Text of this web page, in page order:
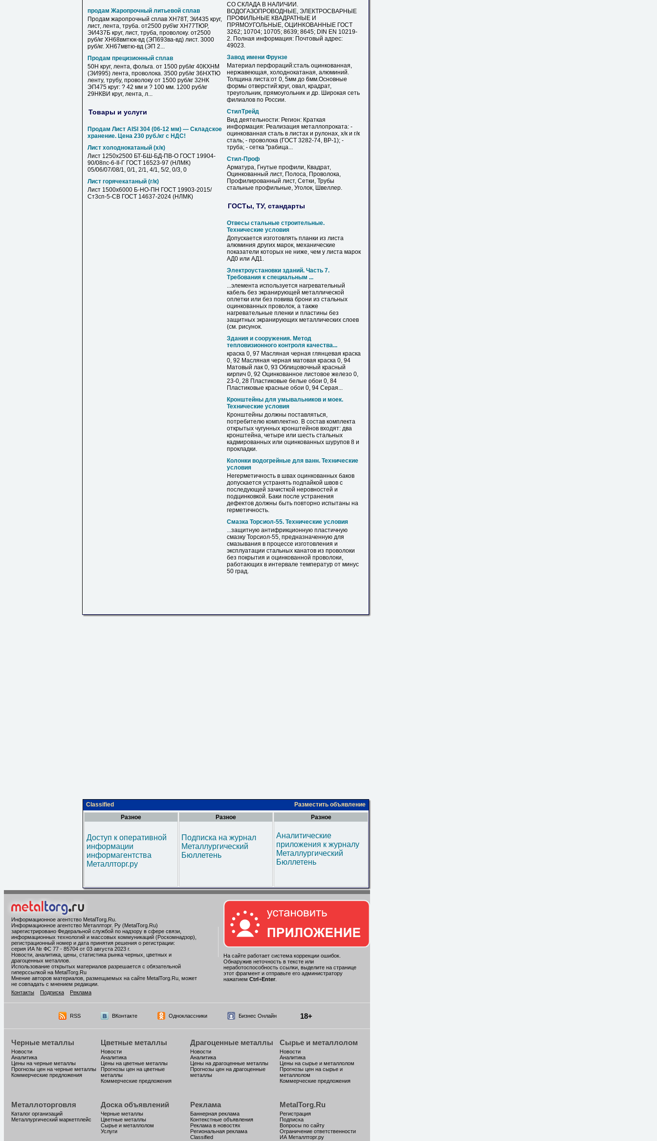
продам Жаропрочный литьевой сплав
Продам жаропрочный сплав ХН78Т, ЭИ435 круг,
лист, лента, труба. от2500 руб\кг ХН77ТЮР,
ЭИ437Б круг, лист, труба, проволоку. от2500
руб/кг ХН68вмтюк-вд (ЭП693ва-вд) лист. 3000
руб/кг. ХН67мвтю-вд (ЭП 2...
Продам прецизионный сплав
50Н круг, лента, фольга. от 1500 руб/кг 40КХНМ
(ЭИ995) лента, проволока. 3500 руб/кг 36НХТЮ
ленту, трубу, проволоку от 1500 руб/кг 32НК
ЭП475 круг: ? 42 мм и ? 100 мм. 1200 руб/кг
29НКВИ круг, лента, л...
Товары и услуги
Продам Лист AISI 304 (06-12 мм) — Складское
хранение. Цена 230 руб./кг с НДС!
Лист холоднокатаный (х/к)
Лист 1250х2500 БТ-БШ-БД-ПВ-О ГОСТ 19904-
90/08пс-6-II-Г ГОСТ 16523-97 (НЛМК)
05/06/07/08/1, 0/1, 2/1, 4/1, 5/2, 0/3, 0
Лист горячекатаный (г/к)
Лист 1500х6000 Б-НО-ПН ГОСТ 19903-2015/
Ст3сп-5-СВ ГОСТ 14637-2024 (НЛМК)
СО СКЛАДА В НАЛИЧИИ.
ВОДОГАЗОПРОВОДНЫЕ, ЭЛЕКТРОСВАРНЫЕ
ПРОФИЛЬНЫЕ КВАДРАТНЫЕ И
ПРЯМОУГОЛЬНЫЕ, ОЦИНКОВАННЫЕ ГОСТ
3262; 10704; 10705; 8639; 8645; DIN EN 10219-
2. Полная информация: Почтовый адрес:
49023.
Завод имени Фрунзе
Материал перфораций:сталь оцинкованная,
нержавеющая, холоднокатаная, алюминий.
Толщина листа:от 0, 5мм до 6мм.Основные
формы отверстий:круг, овал, крадрат,
треугольник, прямоугольник и др. Широкая сеть
филиалов по России.
СтилТрейд
Вид деятельности: Регион: Краткая
информация: Реализация металлопроката: -
оцинкованная сталь в листах и рулонах, х/к и г/к
сталь; - проволока (ГОСТ 3282-74, ВР-1); -
труба; - сетка "рабица...
Стил-Проф
Арматура, Гнутые профили, Квадрат,
Оцинкованный лист, Полоса, Проволока,
Профилированный лист, Сетки, Трубы
стальные профильные, Уголок, Швеллер.
ГОСТы, ТУ, стандарты
Отвесы стальные строительные.
Технические условия
Допускается изготовлять планки из листа
алюминия других марок, механические
показатели которых не ниже, чем у листа марок
АД0 или АД1.
Электроустановки зданий. Часть 7.
Требования к специальным ...
...элемента используется нагревательный
кабель без экранирующей металлической
оплетки или без повива брони из стальных
оцинкованных проволок, а также
нагревательные пленки и пластины без
защитных экранирующих металлических слоев
(см. рисунок.
Здания и сооружения. Метод
тепловизионного контроля качества...
краска 0, 97 Масляная черная глянцевая краска
0, 92 Масляная черная матовая краска 0, 94
Матовый лак 0, 93 Облицовочный красный
кирпич 0, 92 Оцинкованное листовое железо 0,
23-0, 28 Пластиковые белые обои 0, 84
Пластиковые красные обои 0, 94 Серая...
Кронштейны для умывальников и моек.
Технические условия
Кронштейны должны поставляться,
потребителю комплектно. В состав комплекта
открытых чугунных кронштейнов входят: два
кронштейна, четыре или шесть стальных
кадмированных или оцинкованных шурупов 8 и
прокладки.
Колонки водогрейные для ванн. Технические
условия
Негерметичность в швах оцинкованных баков
допускается устранять подпайкой швов с
последующей зачисткой неровностей и
подцинковкой. Баки после устранения
дефектов должны быть повторно испытаны на
герметичность.
Смазка Торсиол-55. Технические условия
...защитную антифрикционную пластичную
смазку Торсиол-55, предназначенную для
смазывания в процессе изготовления и
эксплуатации стальных канатов из проволоки
без покрытия и оцинкованной проволоки,
работающих в интервале температур от минус
50 град.
Classified
Разместить объявление
Разное
Доступ к оперативной
информации
информагентства
Металлторг.ру
Разное
Подписка на журнал
Металлургический
Бюллетень
Разное
Аналитические
приложения к журналу
Металлургический
Бюллетень
Информационное агентство MetalTorg.Ru
Информационное агентство Металлторг. Ру (MetalTorg.Ru)
зарегистрировано Федеральной службой по надзору в сфере связи,
информационных технологий и массовых коммуникаций (Роскомнадзор),
регистрационный номер и дата принятия решения о регистрации:
серия ИА № ФС 77 - 85704 от 03 августа 2023 г.
Новости, аналитика, цены, статистика рынка черных, цветных и
драгоценных металлов.
Использование открытых материалов разрешается с обязательной
гиперссылкой на MetalTorg.Ru
Мнение авторов материалов, размещаемых на сайте MetalTorg.Ru, может
не совпадать с мнением редакции.
Контакты
Подписка Реклама
На сайте работает система коррекции ошибок.
Обнаружив неточность в тексте или
неработоспособность ссылки, выделите на странице
этот фрагмент и отправьте его администратору
нажатием Ctrl +Enter.
RSS ВКонтакте Одноклассники Бизнес Онлайн 18+
Черные металлы
Новости
Аналитика
Цены на черные металлы
Прогнозы цен на черные металлы
Коммерческие предложения
Цветные металлы
Новости
Аналитика
Цены на цветные металлы
Прогнозы цен на цветные
металлы
Коммерческие предложения
Драгоценные металлы
Новости
Аналитика
Цены на драгоценные металлы
Прогнозы цен на драгоценные
металлы
Сырье и металлолом
Новости
Аналитика
Цены на сырье и металлолом
Прогнозы цен на сырье и
металлолом
Коммерческие предложения
Металлоторговля
Каталог организаций
Металлургический маркетплейс
Доска объявлений
Черные металлы
Цветные металлы
Сырье и металлолом
Услуги
Реклама
Баннерная реклама
Контекстные объявления
Реклама в новостях
Региональная реклама
Classified
MetalTorg.Ru
Регистрация
Подписка
Вопросы по сайту
Ограничение ответственности
ИА Металлторг.ру